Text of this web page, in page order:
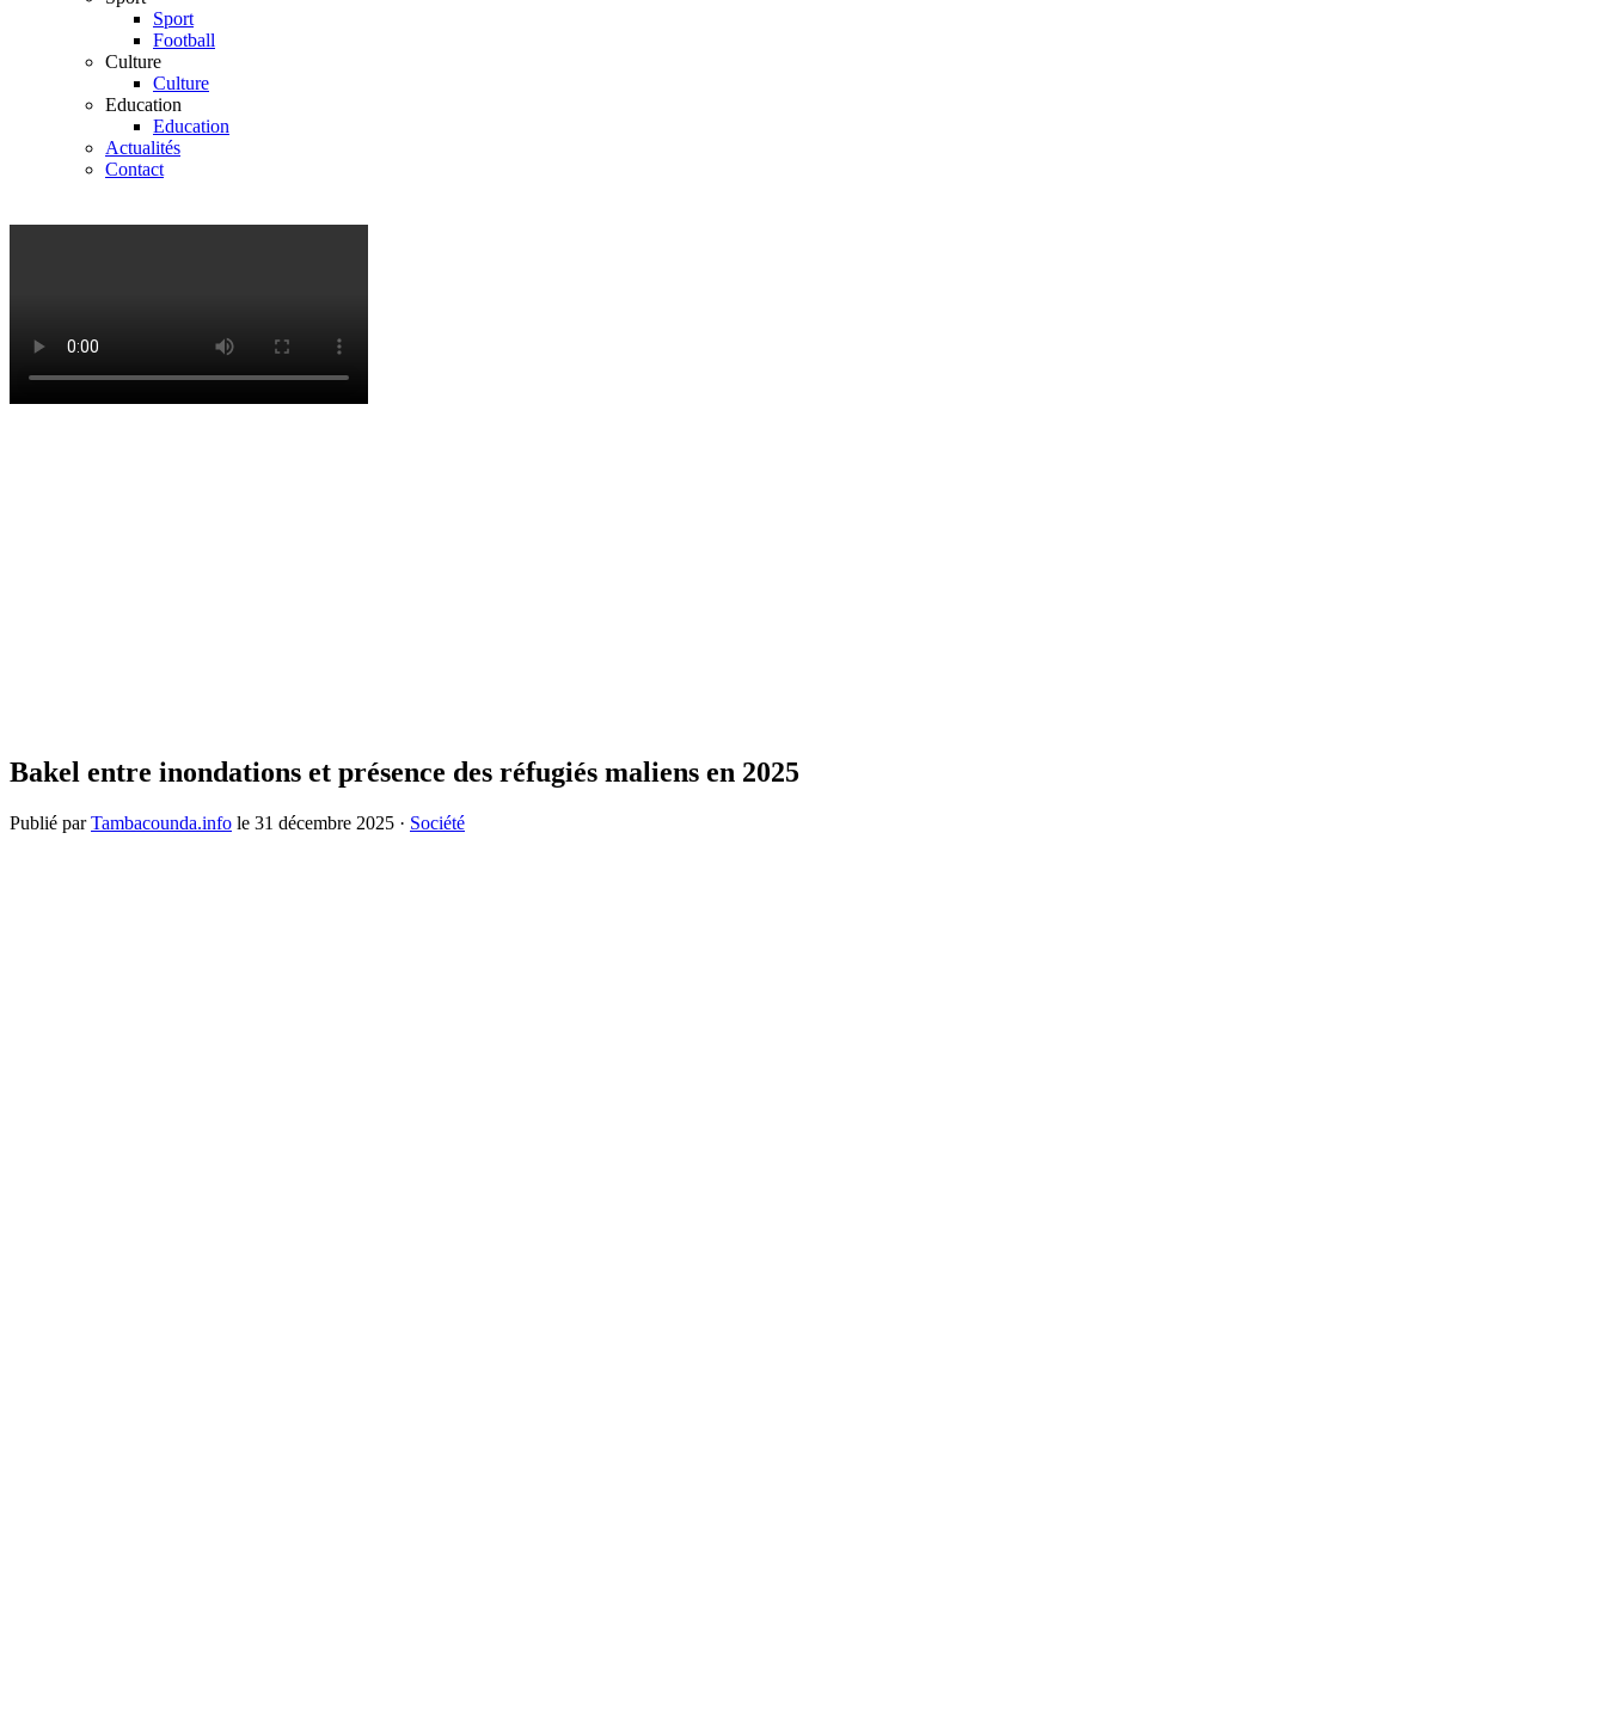
Sport
Football
Culture
Culture
Education
Education
Actualités
Contact
Bakel entre inondations et présence des réfugiés maliens en 2025
Publié parTambacounda.info le 31 décembre 2025 · Société